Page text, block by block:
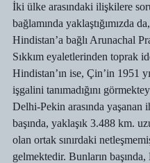
İki ülke arasındaki ilişkilere
bağlamında yaklaştığımızda
Hindistan’a bağlı Arunachal
Sıkkım eyaletlerinden toprak
Hindistan’ın ise, Çin’in 1951
işgalini tanımadığını
Delhi-Pekin arasında yaşanan
başında, yaklaşık 3.488 km.
olan ortak sınırdaki
gelmektedir. Bunların